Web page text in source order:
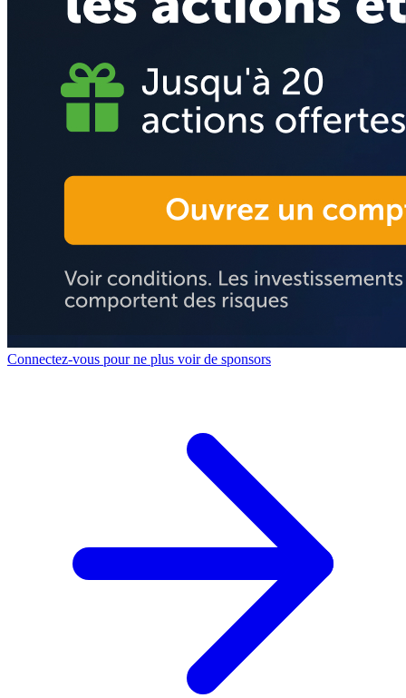
Connectez-vous pour ne plus voir de sponsors